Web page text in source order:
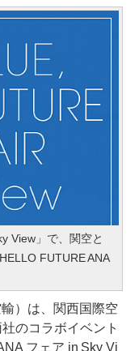
View」で、関空と
FUTURE ANA
）は、関西国際空
のコラボイベント
フェア in Sky Vi